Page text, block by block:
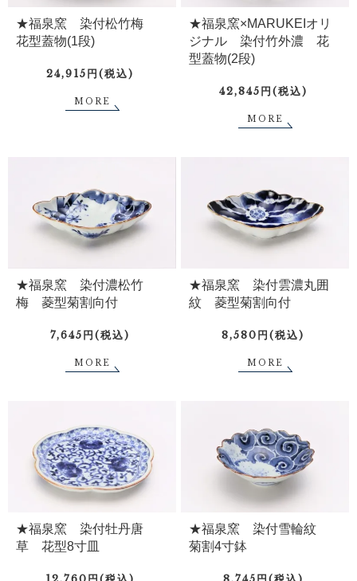
★福泉窯 染付松竹梅
花型蓋物(1段)
24,915円(税込)
MORE
★福泉窯×MARUKEIオリ
ジナル 染付竹外濃 花
型蓋物(2段)
42,845円(税込)
MORE
★福泉窯 染付濃松竹
梅 菱型菊割向付
7,645円(税込)
MORE
★福泉窯 染付雲濃丸囲
紋 菱型菊割向付
8,580円(税込)
MORE
★福泉窯 染付牡丹唐
草 花型8寸皿
★福泉窯 染付雪輪紋
菊割4寸鉢